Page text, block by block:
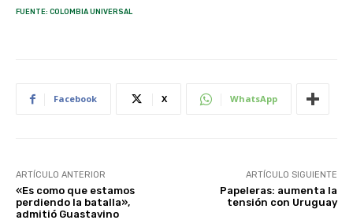
FUENTE: COLOMBIA UNIVERSAL
Facebook X WhatsApp
ARTÍCULO ANTERIOR
«Es como que estamos
perdiendo la batalla»,
admitió Guastavino
ARTÍCULO SIGUIENTE
Papeleras: aumenta la
tensión con Uruguay